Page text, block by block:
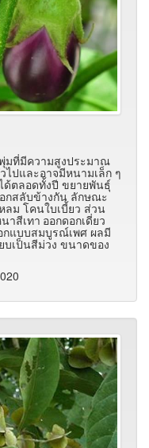
มที่มีความสูงประมาณ
ปและอาจมีหนามเล็ก ๆ
ด้ตลอดทั้งปี ขยายพันธุ์
กสลับข้างกัน ลักษณะ
ลม โคนใบเบี้ยว ส่วน
าสีเทา ออกดอกเดี่ยว
กแบบสมบูรณ์เพศ ผลมี
บเป็นสีม่วง ขนาดของ